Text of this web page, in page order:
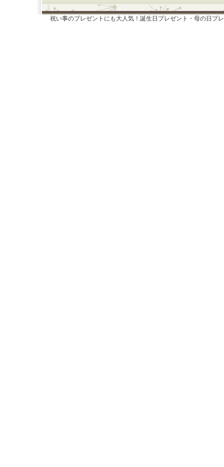
祝い事のプレゼントにも大人気！誕生日プレゼント・母の日プ